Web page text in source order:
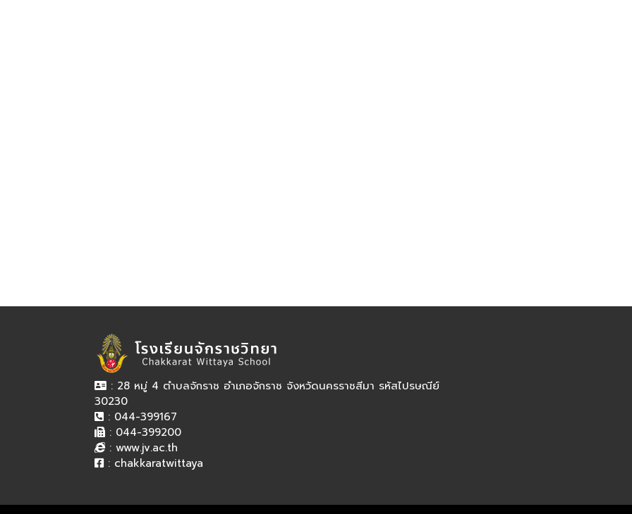
: 28 หมู่ 4 ตำบลจักราช อำเภอจักราช จังหวัดนครราชสีมา รหัสไปรษณีย์
30230
: 044-399167
: 044-399200
: www.jv.ac.th
: chakkaratwittaya